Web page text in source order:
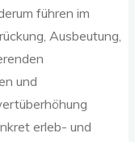
führen im
Ausbeutung,
und
erleb- und